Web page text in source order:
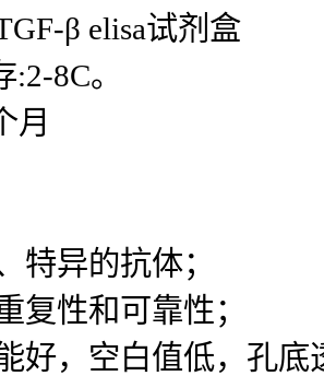
β elisa试剂盒
8C。
月
特异的抗体；
复性和可靠性；
好，空白值低，孔